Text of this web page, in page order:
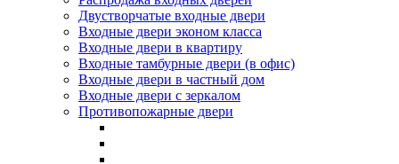
Двустворчатые входные двери
Входные двери эконом класса
Входные двери в квартиру
Входные тамбурные двери (в офис)
Входные двери в частный дом
Входные двери с зеркалом
Противопожарные двери